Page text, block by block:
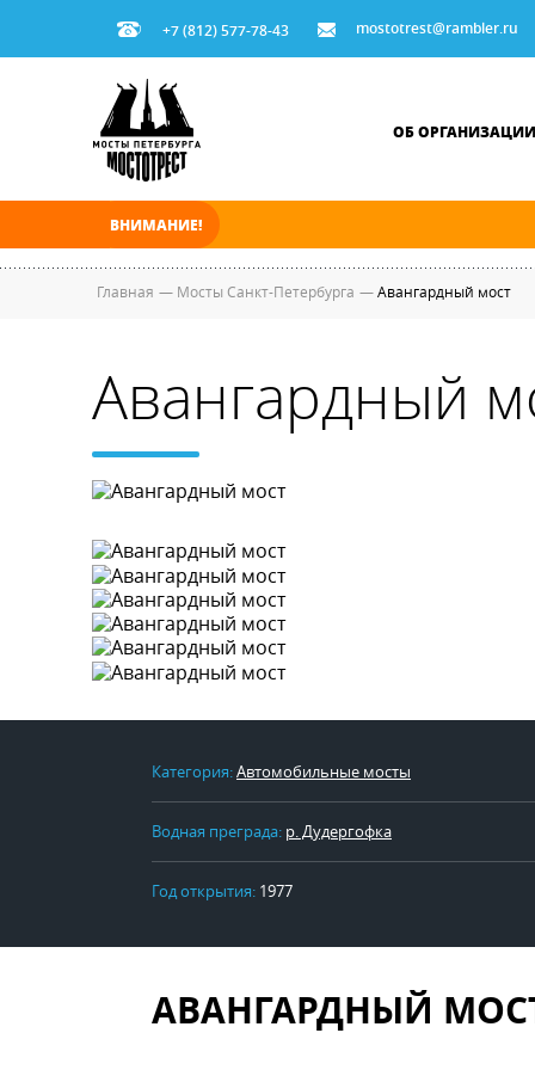
+7 (812) 577-78-43 mostotrest@rambler.ru
ОБ ОРГАНИЗАЦИИ
ВНИМАНИЕ!
Главная — Мосты Санкт-Петербурга —Авангардный мост
Авангардный
Категория:Автомобильные мосты
Водная преграда: р. Дудергофка
Год открытия: 1977
АВАНГАРДНЫЙ